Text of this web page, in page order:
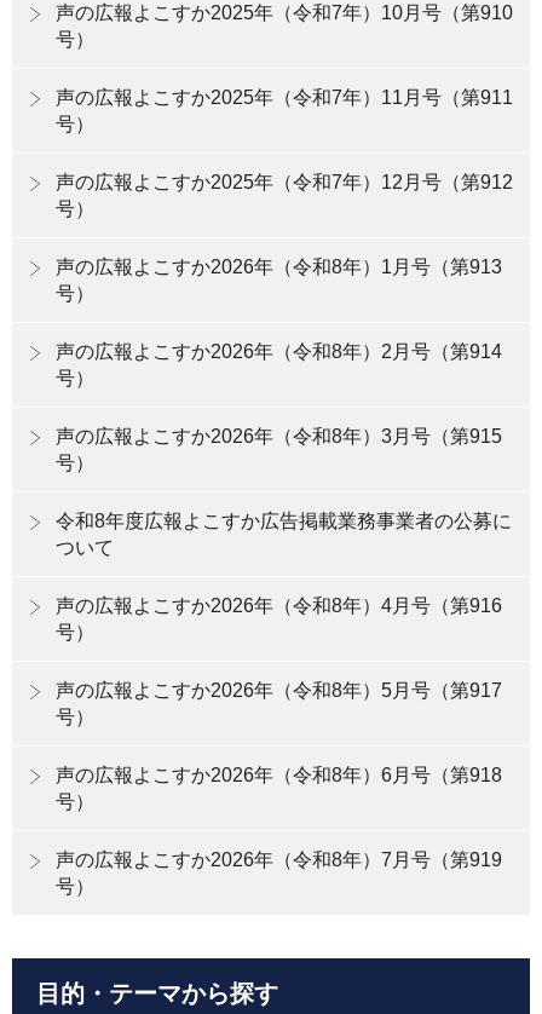
声の広報よこすか2025年（令和7年）10月号（第910
号）
声の広報よこすか2025年（令和7年）11月号（第911
号）
声の広報よこすか2025年（令和7年）12月号（第912
号）
声の広報よこすか2026年（令和8年）1月号（第913
号）
声の広報よこすか2026年（令和8年）2月号（第914
号）
声の広報よこすか2026年（令和8年）3月号（第915
号）
令和8年度広報よこすか広告掲載業務事業者の公募に
ついて
声の広報よこすか2026年（令和8年）4月号（第916
号）
声の広報よこすか2026年（令和8年）5月号（第917
号）
声の広報よこすか2026年（令和8年）6月号（第918
号）
声の広報よこすか2026年（令和8年）7月号（第919
号）
目的・テーマから探す